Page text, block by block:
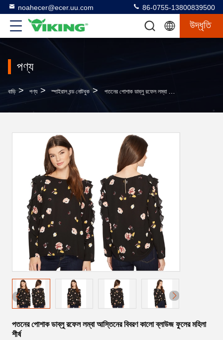
noahecer@ecer.uu.com 86-0755-13800839500
উদ্ধৃতি
পণ্য
বাড়ি > পণ্য > স্পাইরাল বন্ড নোটবুক > পতনের পোশাক ডাব্লু রফেল লম্বা আস্তিনের বিবরণ কালো ব্লাউজ ফুলের মহিলা শীর্ষ
পতনের পোশাক ডাব্লু রফেল লম্বা আস্তিনের বিবরণ কালো ব্লাউজ ফুলের মহিলা
শীর্ষ